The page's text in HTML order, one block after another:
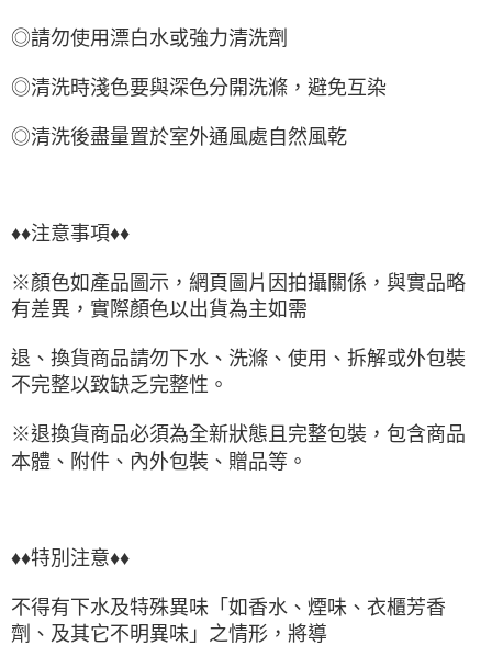
◎請勿使用漂白水或強力清洗劑
◎清洗時淺色要與深色分開洗滌，避免互染
◎清洗後盡量置於室外通風處自然風乾
♦♦注意事項♦♦
※顏色如產品圖示，網頁圖片因拍攝關係，與實品略
有差異，實際顏色以出貨為主如需
退、換貨商品請勿下水、洗滌、使用、拆解或外包裝
不完整以致缺乏完整性。
※退換貨商品必須為全新狀態且完整包裝，包含商品
本體、附件、內外包裝、贈品等。
♦♦特別注意♦♦
不得有下水及特殊異味「如香水、煙味、衣櫃芳香
劑、及其它不明異味」之情形，將導